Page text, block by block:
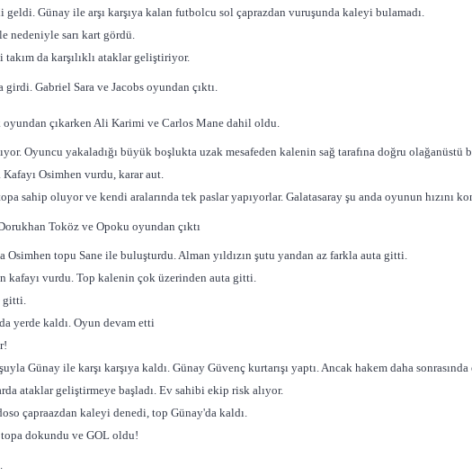
Günay ile arşı karşıya kalan futbolcu sol çaprazdan vuruşunda kaleyi bulamadı.
nedeniyle sarı kart gördü.
takım da karşılıklı ataklar geliştiriyor.
Gabriel Sara ve Jacobs oyundan çıktı.
çıkarken Ali Karimi ve Carlos Mane dahil oldu.
Oyuncu yakaladığı büyük boşlukta uzak mesafeden kalenin sağ tarafına doğru
Osimhen vurdu, karar aut.
sahip oluyor ve kendi aralarında tek paslar yapıyorlar. Galatasaray şu anda oyunun hızını
Toköz ve Opoku oyundan çıktı
Osimhen topu Sane ile buluşturdu. Alman yıldızın şutu yandan az farkla auta gitti.
kafayı vurdu. Top kalenin çok üzerinden auta gitti.
gitti.
yerde kaldı. Oyun devam etti
Günay ile karşı karşıya kaldı. Günay Güvenç kurtarışı yaptı. Ancak hakem daha sonrasında
ataklar geliştirmeye başladı. Ev sahibi ekip risk alıyor.
çapraazdan kaleyi denedi, top Günay'da kaldı.
topa dokundu ve GOL oldu!